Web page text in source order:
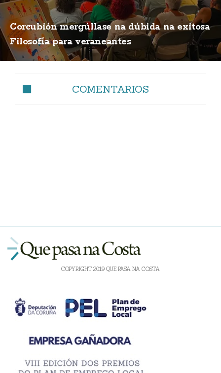
Corcubión mergúllase na dúbida na exitosa
Filosofía para veraneantes
COMENTARIOS
COPYRIGHT 2019 QUE PASA NA COSTA